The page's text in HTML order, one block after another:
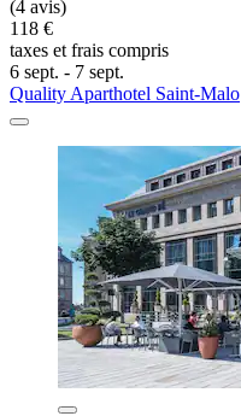
(4 avis)
118 €
taxes et frais compris
6 sept. - 7 sept.
Quality Aparthotel Saint-Malo